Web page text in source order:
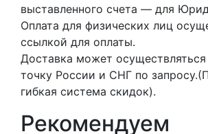
выставленного счета — для
Оплата для физических лиц
ссылкой для оплаты.
Доставка может
точку России и СНГ по
гибкая система скидок).
Рекомендуем